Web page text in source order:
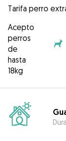
Tarifa perro
Acepto
perros
de
hasta
18kg